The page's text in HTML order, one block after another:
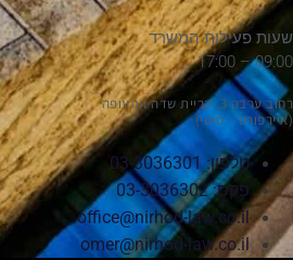
שעות פעילות המשרד
09:00 – 17:00
רחוב ערבה 3, קריית שדה התעופה
(איירפורט – סיטי)
טלפון: 03-3036301
פקס: 03-3036302
office@nirhod-law.co.il
omer@nirhod-law.co.il